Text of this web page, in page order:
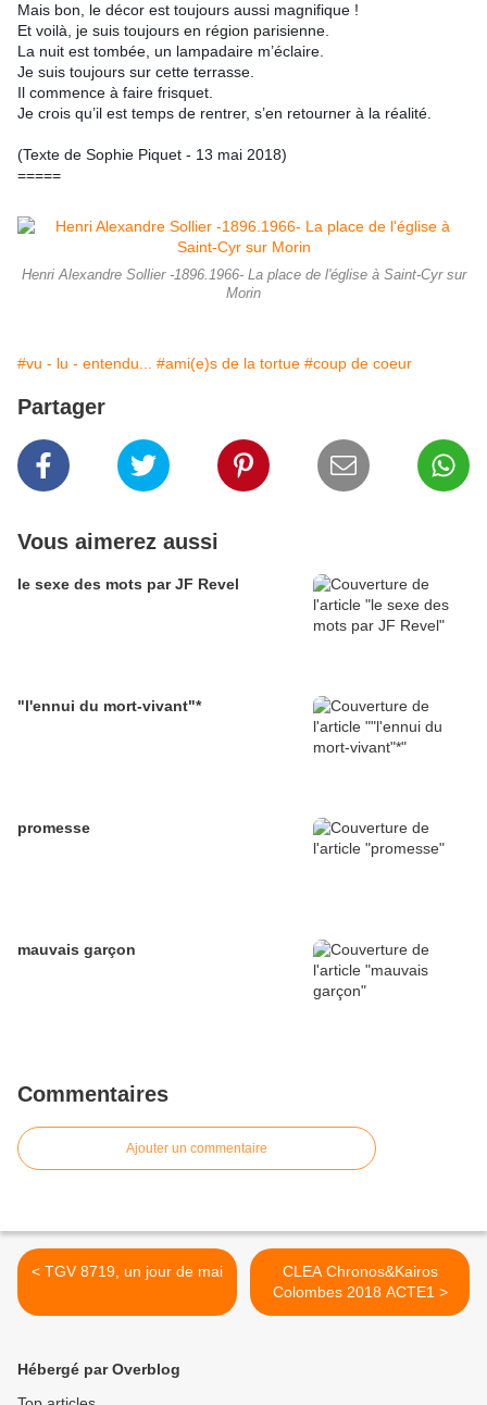
Mais bon, le décor est toujours aussi magnifique !
Et voilà, je suis toujours en région parisienne.
La nuit est tombée, un lampadaire m’éclaire.
Je suis toujours sur cette terrasse.
Il commence à faire frisquet.
Je crois qu’il est temps de rentrer, s’en retourner à la réalité.
(Texte de Sophie Piquet - 13 mai 2018)
=====
Henri Alexandre Sollier -1896.1966- La place de l'église à Saint-Cyr sur
Morin
#vu - lu - entendu... #ami(e)s de la tortue #coup de coeur
Partager
Vous aimerez aussi
le sexe des mots par JF Revel
"l'ennui du mort-vivant"*
promesse
mauvais garçon
Commentaires
Ajouter un commentaire
< TGV 8719, un jour de mai
CLEA Chronos&Kairos
Colombes 2018 ACTE1 >
Hébergé par Overblog